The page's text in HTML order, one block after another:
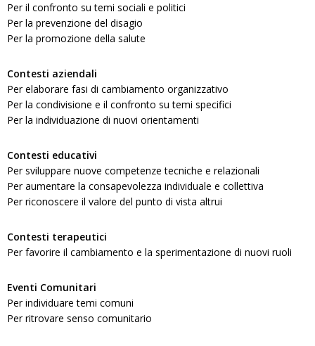
Per il confronto su temi sociali e politici
Per la prevenzione del disagio
Per la promozione della salute
Contesti aziendali
Per elaborare fasi di cambiamento organizzativo
Per la condivisione e il confronto su temi specifici
Per la individuazione di nuovi orientamenti
Contesti educativi
Per sviluppare nuove competenze tecniche e relazionali
Per aumentare la consapevolezza individuale e collettiva
Per riconoscere il valore del punto di vista altrui
Contesti terapeutici
Per favorire il cambiamento e la sperimentazione di nuovi ruoli
Eventi Comunitari
Per individuare temi comuni
Per ritrovare senso comunitario